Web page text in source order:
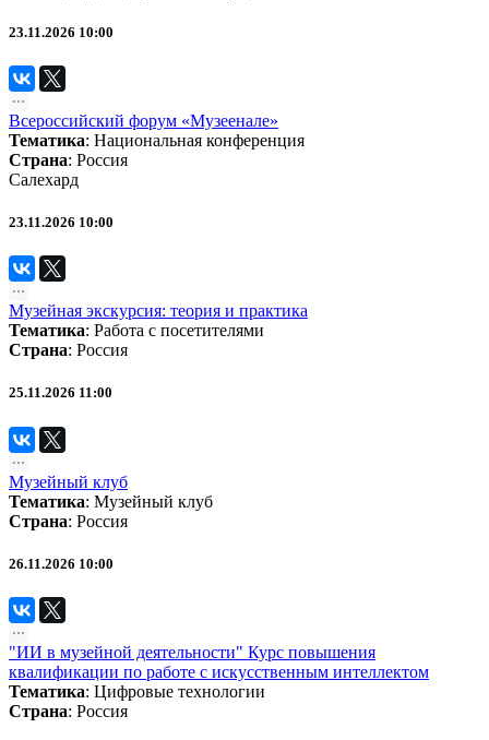
23.11.2026 10:00
Всероссийский форум «Музеенале»
Тематика: Национальная конференция
Страна: Россия
Салехард
23.11.2026 10:00
Музейная экскурсия: теория и практика
Тематика: Работа с посетителями
Страна: Россия
25.11.2026 11:00
Музейный клуб
Тематика: Музейный клуб
Страна: Россия
26.11.2026 10:00
"ИИ в музейной деятельности" Курс повышения
квалификации по работе с искусственным интеллектом
Тематика: Цифровые технологии
Страна: Россия